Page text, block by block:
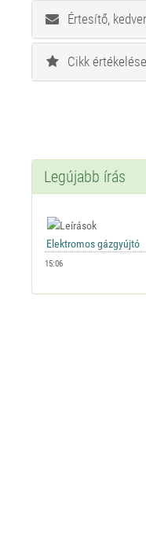
Értesítő,
Cikk értékelése
Legújabb írás
15:06